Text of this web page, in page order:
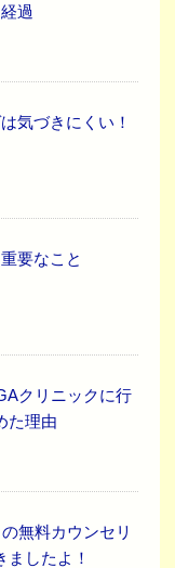
過
気づきにくい！
要なこと
クリニックに行
た理由
無料カウンセリ
ましたよ！